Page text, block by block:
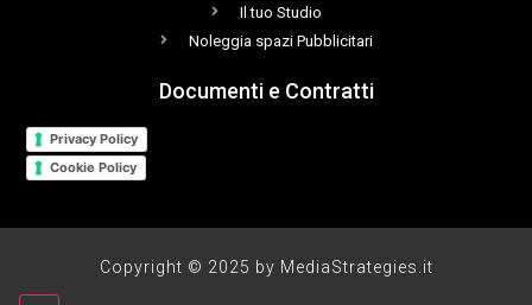
Il tuo Studio
Noleggia spazi Pubblicitari
Documenti e Contratti
Privacy Policy
Cookie Policy
Copyright © 2025 by MediaStrategies.it